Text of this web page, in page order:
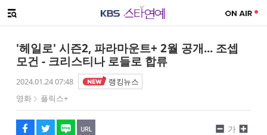
메뉴 열기
'헤일로' 시즌2, 파라마운트+ 2월 공개... 조셉
모건 - 크리스티나 로들로 합류
2024.01.24 07:48
랭킹뉴스
영화
플릭스+
페이스북
트위터
네이버
URL복사
글씨 작게보기
가
글씨 크게보기
해시태그